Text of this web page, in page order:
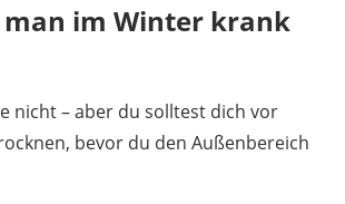
man im Winter krank
nicht – aber du solltest dich vor
bevor du den Außenbereich